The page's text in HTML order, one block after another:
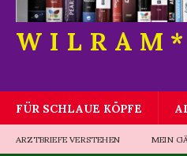
W I L R A M
FÜR SCHLAUE KÖPFE
ARZTBRIEFE VERSTEHEN MEIN